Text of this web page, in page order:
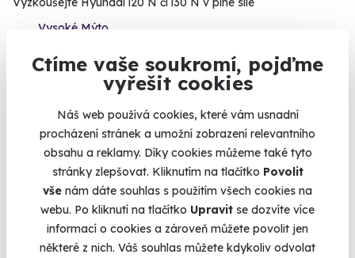
Ctíme vaše soukromí, pojďme
vyřešit cookies
Náš web používá cookies, které vám usnadní
procházení stránek a umožní zobrazení relevantního
obsahu a reklamy. Díky cookies můžeme také tyto
stránky zlepšovat. Kliknutím na tlačítko Povolit
vše nám dáte souhlas s použitím všech cookies na
webu. Po kliknutí na tlačítko Upravit se dozvíte více
informací o cookies a zároveň můžete povolit jen
některé z nich. Váš souhlas můžete kdykoliv odvolat
Vysoké Mýto
Volný termín už 14. 08. 2026